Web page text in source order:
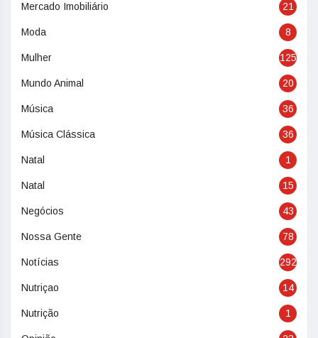
Mercado Imobiliário 21
Moda 8
Mulher 125
Mundo Animal 20
Música 36
Música Clássica 36
Natal 1
Natal 15
Negócios 43
Nossa Gente 78
Notícias 292
Nutriçao 14
Nutrição 1